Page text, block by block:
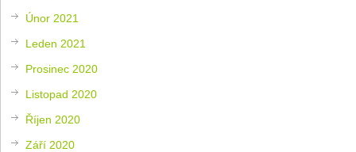
Únor 2021
Leden 2021
Prosinec 2020
Listopad 2020
Říjen 2020
Září 2020